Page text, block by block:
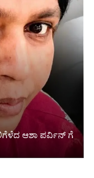
ಆಶಾ ಪರ್ವಿನ್ ಗೆ